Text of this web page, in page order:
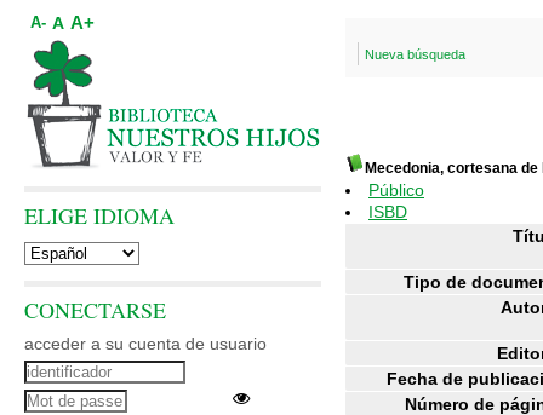
Nueva búsqueda
Mecedonia, cortesana de
Público
ISBD
Tipo de
Fecha de
Número de
A- A A+
ELIGE IDIOMA
CONECTARSE
acceder a su cuenta de usuario